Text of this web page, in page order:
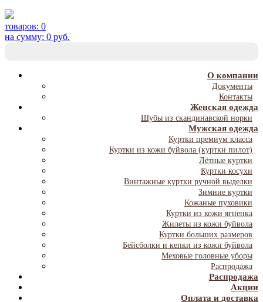
товаров: 0
на сумму: 0 руб.
О компании
Документы
Контакты
Женская одежда
Шубы из скандинавской норки
Мужская одежда
Куртки премиум класса
Куртки из кожи буйвола (куртки пилот)
Лётные куртки
Куртки косухи
Винтажные куртки ручной выделки
Зимние куртки
Кожаные пуховики
Куртки из кожи ягненка
Жилеты из кожи буйвола
Куртки больших размеров
Бейсболки и кепки из кожи буйвола
Меховые головные уборы
Распродажа
Распродажа
Акции
Оплата и доставка